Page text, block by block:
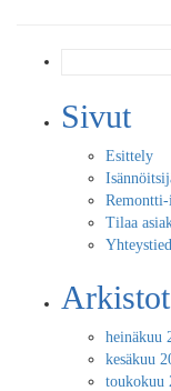
Sivut
Esittely
Tilaa
Arkistot
heinäkuu
kesäkuu
toukokuu